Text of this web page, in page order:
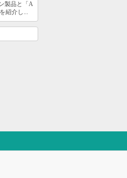
製品と「A
紹介し...